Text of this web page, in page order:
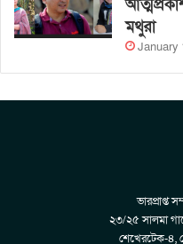
মথুরা
January
ভারপ্রাপ্ত
২৩/২৫ সালমা
শেখেরটেক-৪,